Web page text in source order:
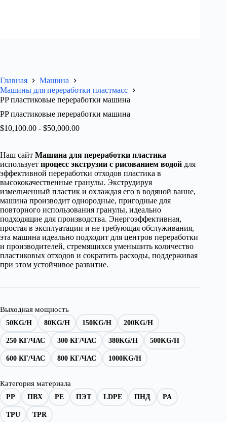
Главная
Машина
Машины для переработки пластмасс
PP пластиковые переработки машина
PP пластиковые переработки машина
$10,100.00 - $50,000.00
Наш сайт Машина для переработки пластика
использует процесс экструзии с рисованием водой для
эффективной переработки отходов пластика в
высококачественные гранулы. Экструдируя
измельченный пластик и охлаждая его в водяной ванне,
машина производит однородные, пригодные для
повторного использования гранулы, идеально
подходящие для производства. Энергоэффективная,
простая в эксплуатации и не требующая обслуживания,
эта машина идеально подходит для центров переработки
и производителей, стремящихся уменьшить количество
пластиковых отходов и сократить расходы, поддерживая
при этом устойчивое развитие.
Выходная мощность
50KG/H 80KG/H 150KG/H 200KG/H
250 КГ/ЧАС 300 КГ/ЧАС 380KG/H 500KG/H
600 КГ/ЧАС 800 КГ/ЧАС 1000KG/H
Категория материала
PP ПВХ PE ПЭТ LDPE ПНД PA
TPU TPR